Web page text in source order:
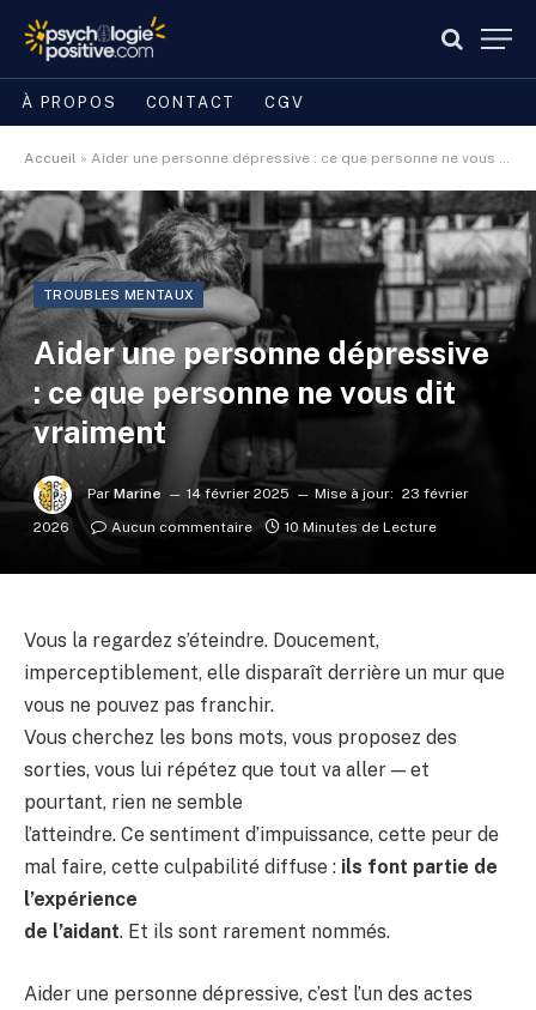
À PROPOS CONTACT CGV
Accueil » Aider une personne dépressive : ce que personne ne vous dit vraiment
TROUBLES MENTAUX
Aider une personne dépressive
: ce que personne ne vous dit
vraiment
Par Marine 14 février 2025 Mise à jour: 23 février
2026
Aucun commentaire 10 Minutes de Lecture
Vous la regardez s’éteindre. Doucement,
imperceptiblement, elle disparaît derrière un mur que
vous ne pouvez pas franchir.
Vous cherchez les bons mots, vous proposez des
sorties, vous lui répétez que tout va aller — et
pourtant, rien ne semble
l’atteindre. Ce sentiment d’impuissance, cette peur de
mal faire, cette culpabilité diffuse : ils font partie de
l’expérience
de l’aidant. Et ils sont rarement nommés.
Aider une personne dépressive, c’est l’un des actes